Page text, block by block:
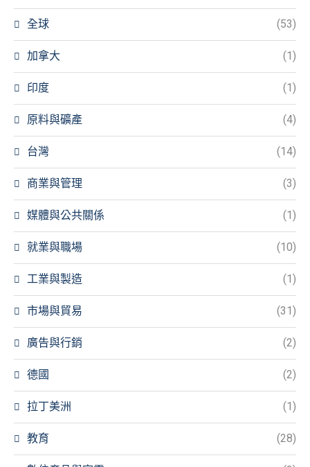
全球 (53)
加拿大 (1)
印度 (1)
原料與礦產 (4)
台灣 (14)
商業與管理 (3)
媒體與公共關係 (1)
就業與職場 (10)
工業與製造 (1)
市場與貿易 (31)
廣告與行銷 (2)
德國 (2)
拉丁美洲 (1)
教育 (28)